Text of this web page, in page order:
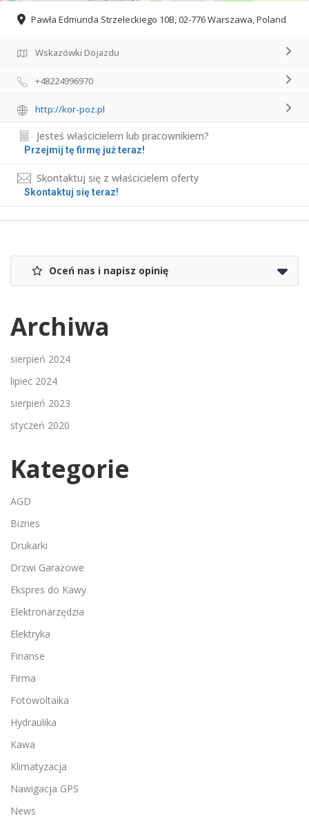
Pawła Edmunda Strzeleckiego 10B, 02-776 Warszawa, Poland
Wskazówki Dojazdu
+48224996970
http://kor-poz.pl
Jesteś właścicielem lub pracownikiem?
Przejmij tę firmę już teraz!
Skontaktuj się z właścicielem oferty
Skontaktuj się teraz!
Oceń nas i napisz opinię
Archiwa
sierpień 2024
lipiec 2024
sierpień 2023
styczeń 2020
Kategorie
AGD
Biznes
Drukarki
Drzwi Garażowe
Ekspres do Kawy
Elektronarzędzia
Elektryka
Finanse
Firma
Fotowoltaika
Hydraulika
Kawa
Klimatyzacja
Nawigacja GPS
News